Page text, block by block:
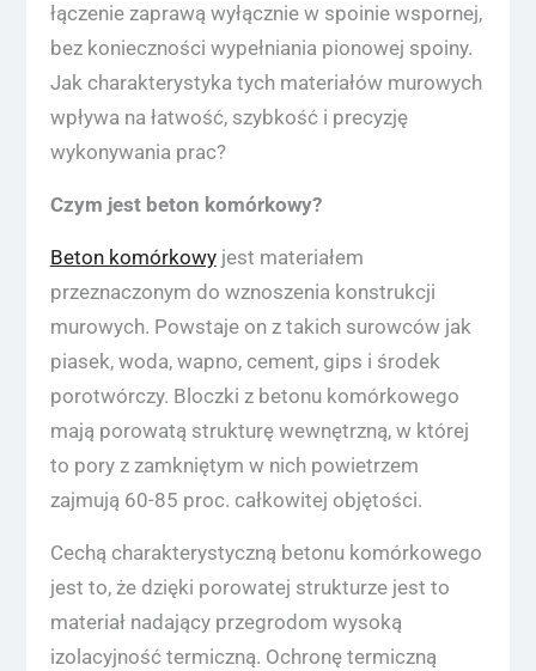
łączenie zaprawą wyłącznie w spoinie wspornej,
bez konieczności wypełniania pionowej spoiny.
Jak charakterystyka tych materiałów murowych
wpływa na łatwość, szybkość i precyzję
wykonywania prac?
Czym jest beton komórkowy?
Beton komórkowyjest materiałem
przeznaczonym do wznoszenia konstrukcji
murowych. Powstaje on z takich surowców jak
piasek, woda, wapno, cement, gips i środek
porotwórczy. Bloczki z betonu komórkowego
mają porowatą strukturę wewnętrzną, w której
to pory z zamkniętym w nich powietrzem
zajmują 60-85 proc. całkowitej objętości.
Cechą charakterystyczną betonu komórkowego
jest to, że dzięki porowatej strukturze jest to
materiał nadający przegrodom wysoką
izolacyjność termiczną. Ochronę termiczną